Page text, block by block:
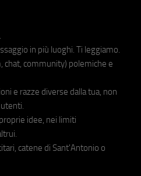
in più luoghi. Ti leggiamo.
chat, community) polemiche e
e razze diverse dalla tua, non
idee, nei limiti
catene di Sant'Antonio o